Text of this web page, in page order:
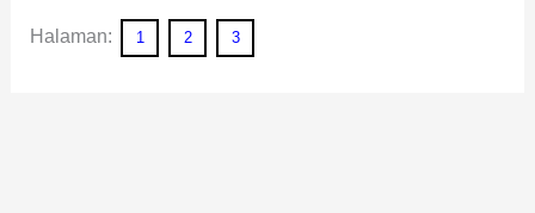
Halaman: 1 2 3